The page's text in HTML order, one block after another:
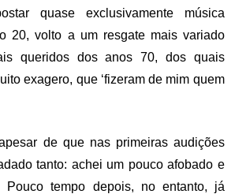
quase exclusivamente música
20, volto a um resgate mais variado
queridos dos anos 70, dos quais
exagero, que ‘fizeram de mim quem
de que nas primeiras audições
tanto: achei um pouco afobado e
Pouco tempo depois, no entanto, já